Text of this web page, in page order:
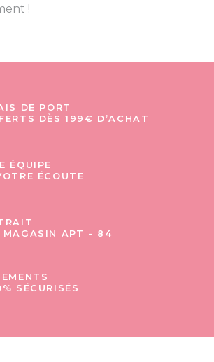
!
DE PORT
DÈS 199€ D’ACHAT
ÉQUIPE
ÉCOUTE
MAGASIN APT - 84
SÉCURISÉS